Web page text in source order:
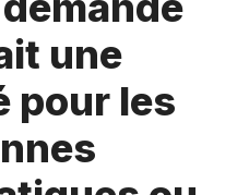
une
pour les